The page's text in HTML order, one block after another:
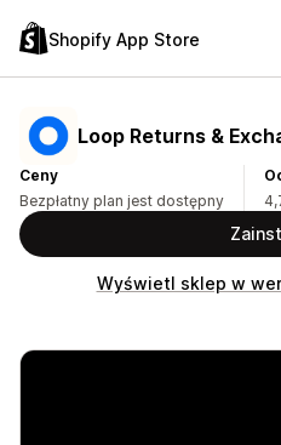
Shopify App Store
Loop Returns &
Ceny
Bezpłatny plan jest dostępny
Wyświetl sklep w